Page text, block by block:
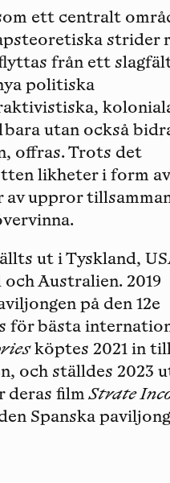
ett centralt
strider
från ett
politiska
utan också
offras. Trots det
likheter i form av
uppror
ut i Tyskland,
Australien. 2019
på den 12e
för bästa
köptes 2021 in
och ställdes 2023
deras filmStrate
Spanska